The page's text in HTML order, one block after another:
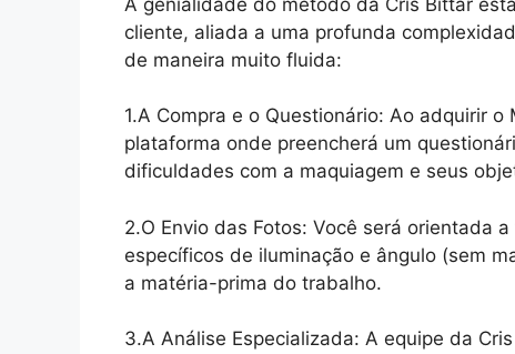
cliente, aliada a uma profunda
de maneira muito fluida:
1.A Compra e o Questionário: Ao adquirir
plataforma onde preencherá um
dificuldades com a maquiagem e seus
2.O Envio das Fotos: Você será orientada
específicos de iluminação e ângulo (sem
a matéria-prima do trabalho.
3.A Análise Especializada: A equipe da